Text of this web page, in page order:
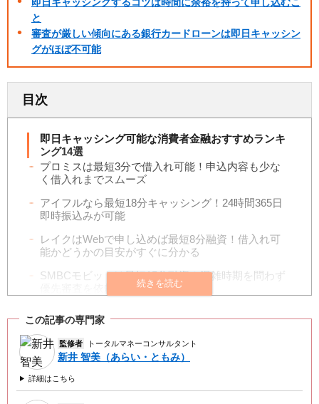
即日キャッシングするコツは時間に余裕を持って申し込むこ
と
審査が厳しい傾向にある銀行カードローンは即日キャッシン
グがほぼ不可能
目次
即日キャッシング可能な消費者金融おすすめランキ
ング14選
プロミスは最短3分で借入れ可能！申込内容も少な
く借入れまでスムーズ
アイフルなら最短18分キャッシング！24時間365日
即時振込みが可能
レイクはWebで申し込めば最短8分融資！借入れ可
能かどうかの目安がすぐに分かる
SMBCモビットは最短15分融資！混雑時期を問わず
優先審査を依頼できる
アコムはWeb申込みなら最短20分(※1)で即日キャッ
シング
dスマホローンは17:00までの申込みで最短即日キャ
ッシング
JCB CARD LOAN FAITHはカード受取り前でも即日
で振込みキャッシングが可能
この記事の専門家
監修者 トータルマネーコンサルタント
新井 智美（あらい・ともみ）
詳細はこちら